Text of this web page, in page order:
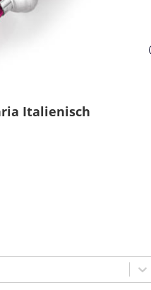
Italienisch